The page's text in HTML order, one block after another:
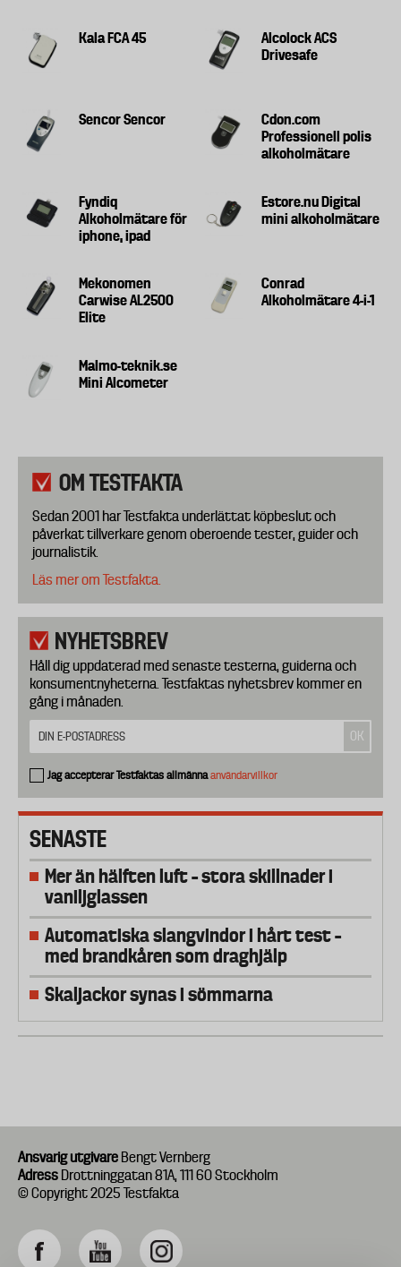
Kala FCA 45
Alcolock ACS
Drivesafe
Sencor Sencor
Cdon.com
Professionell polis
alkoholmätare
Fyndiq
Alkoholmätare för
iphone, ipad
Estore.nu Digital
mini alkoholmätare
Mekonomen
Carwise AL2500
Elite
Conrad
Alkoholmätare 4-i-1
Malmo-teknik.se
Mini Alcometer
OM TESTFAKTA
Sedan 2001 har Testfakta underlättat köpbeslut och
påverkat tillverkare genom oberoende tester, guider och
journalistik.
Läs mer om Testfakta.
NYHETSBREV
Håll dig uppdaterad med senaste testerna, guiderna och
konsumentnyheterna. Testfaktas nyhetsbrev kommer en
gång i månaden.
Jag accepterar Testfaktas allmännaanvändarvillkor
SENASTE
Mer än hälften luft – stora skillnader i
vaniljglassen
Automatiska slangvindor i hårt test –
med brandkåren som draghjälp
Skaljackor synas i sömmarna
Ansvarig utgivare Bengt Vernberg
Adress Drottninggatan 81A, 111 60 Stockholm
© Copyright 2025 Testfakta